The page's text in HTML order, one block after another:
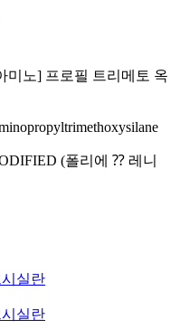
노] 프로필 트리메토 옥
(폴리에 ⁇ 레니
실란
실란